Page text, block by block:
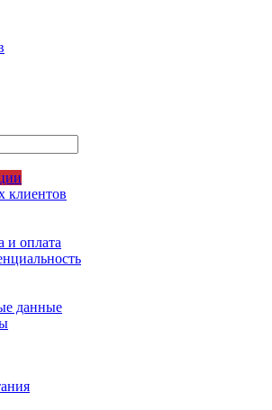
клиентов
и оплата
данные